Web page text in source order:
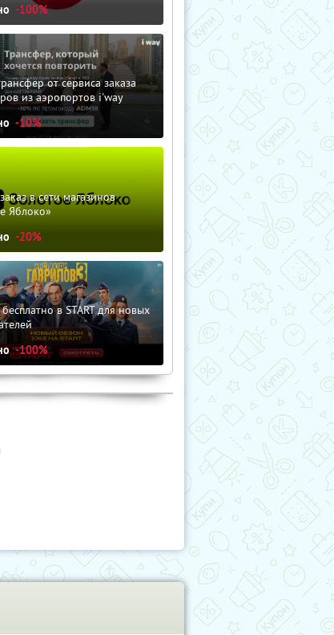
-100%
от сервиса заказа
из аэропортов i'way
-10%
в сети магазинов
Яблоко»
-20%
в START для новых
-100%